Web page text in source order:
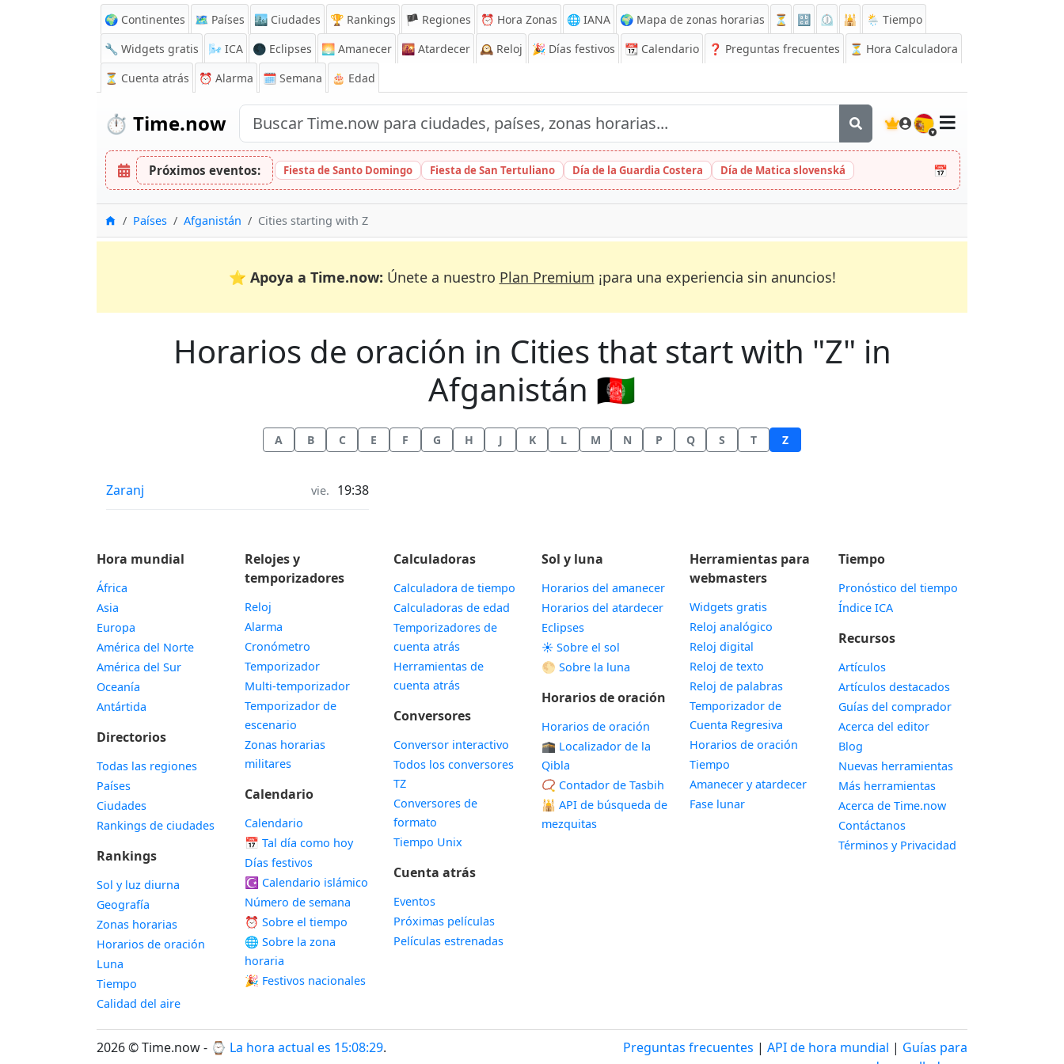
🌍 Continentes 🗺️ Países 🏙️ Ciudades 🏆 Rankings 🏴 Regiones ⏰ Hora Zonas 🌐 IANA 🌍 Mapa de zonas horarias ⏳ 🔡 ⏲️ 🕌
🌦️ Tiempo
🔧 Widgets gratis
🌬️ ICA 🌑 Eclipses 🌅 Amanecer 🌇 Atardecer 🕰️ Reloj 🎉 Días festivos 📆 Calendario ❓ Preguntas frecuentes
⏳ Hora Calculadora
⏳ Cuenta atrás ⏰ Alarma 🗓️ Semana 🎂 Edad
⏱️ Time.now 🇪🇸
Próximos eventos: Fiesta de Santo Domingo Fiesta de San Tertuliano Día de la Guardia Costera Día de Matica slovenská 📅
InicioPaíses Afganistán Cities starting with Z
⭐ Apoya a Time.now: Únete a nuestro Plan Premium ¡para una experiencia sin anuncios!
Horarios de oración in Cities that start with "Z" in
Afganistán 🇦🇫
A B C E F G H J K L M N P Q S T Z
Horarios de oración in
Zaranj vie. 19:38
Hora mundial
África
Asia
Europa
América del Norte
América del Sur
Oceanía
Antártida
Directorios
Todas las regiones
Países
Ciudades
Rankings de ciudades
Rankings
Sol y luz diurna
Geografía
Zonas horarias
Horarios de oración
Luna
Tiempo
Calidad del aire
Relojes y
temporizadores
Reloj
Alarma
Cronómetro
Temporizador
Multi-temporizador
Temporizador de
escenario
Zonas horarias
militares
Calendario
Calendario
📅 Tal día como hoy
Días festivos
☪️ Calendario islámico
Número de semana
⏰ Sobre el tiempo
🌐 Sobre la zona
horaria
🎉 Festivos nacionales
Calculadoras
Calculadora de tiempo
Calculadoras de edad
Temporizadores de
cuenta atrás
Herramientas de
cuenta atrás
Conversores
Conversor interactivo
Todos los conversores
TZ
Conversores de
formato
Tiempo Unix
Cuenta atrás
Eventos
Próximas películas
Películas estrenadas
Sol y luna
Horarios del amanecer
Horarios del atardecer
Eclipses
☀️ Sobre el sol
🌕 Sobre la luna
Horarios de oración
Horarios de oración
🕋 Localizador de la
Qibla
📿 Contador de Tasbih
🕌 API de búsqueda de
mezquitas
Herramientas para
webmasters
Widgets gratis
Reloj analógico
Reloj digital
Reloj de texto
Reloj de palabras
Temporizador de
Cuenta Regresiva
Horarios de oración
Tiempo
Amanecer y atardecerWidget
Fase lunarWidget
Tiempo
Pronóstico del tiempo
Índice ICA
Recursos
Artículos
Artículos destacados
Guías del comprador
Acerca del editor
Blog
Nuevas herramientas
Más herramientas
Acerca de Time.now
Contáctanos
Términos y Privacidad
2026 © Time.now - ⌚ La hora actual es 15:08:30. Preguntas frecuentes | API de hora mundial | Guías para